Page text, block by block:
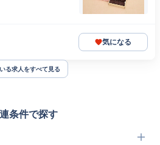
気になる
る求人をすべて見る
条件で探す